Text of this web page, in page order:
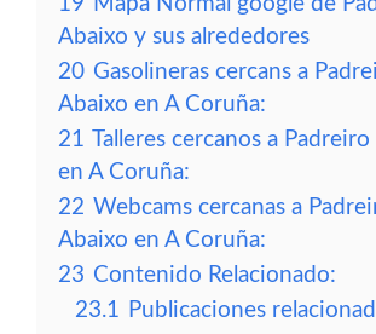
Abaixo y sus alrededores
20 Gasolineras cercans a
Abaixo en A Coruña:
21 Talleres cercanos a
en A Coruña:
22 Webcams cercanas a
Abaixo en A Coruña:
23 Contenido Relacionado:
23.1 Publicaciones